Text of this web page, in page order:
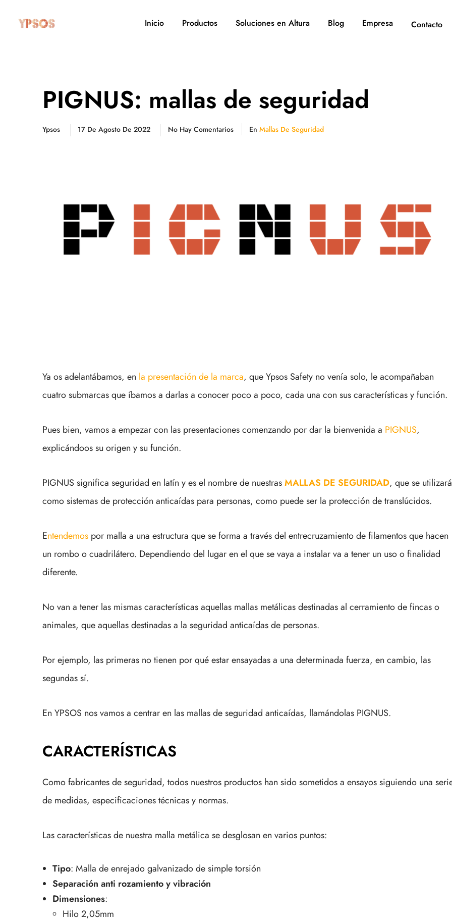
Inicio Productos Soluciones en Altura Blog Empresa Contacto
PIGNUS: mallas de seguridad
Ypsos 17 De Agosto De 2022 No Hay Comentarios En Mallas De Seguridad
Ya os adelantábamos, en la presentación de la marca, que Ypsos Safety no venía solo, le acompañaban
cuatro submarcas que íbamos a darlas a conocer poco a poco, cada una con sus características y función.
Pues bien, vamos a empezar con las presentaciones comenzando por dar la bienvenida a PIGNUS,
explicándoos su origen y su función.
PIGNUS significa seguridad en latín y es el nombre de nuestrasMALLAS DE SEGURIDAD, que se
como sistemas de protección anticaídas para personas, como puede ser la protección de translúcidos.
Entendemos por malla a una estructura que se forma a través del entrecruzamiento de filamentos que hacen
un rombo o cuadrilátero. Dependiendo del lugar en el que se vaya a instalar va a tener un uso o finalidad
diferente.
No van a tener las mismas características aquellas mallas metálicas destinadas al cerramiento de fincas o
animales, que aquellas destinadas a la seguridad anticaídas de personas.
Por ejemplo, las primeras no tienen por qué estar ensayadas a una determinada fuerza, en cambio, las
segundas sí.
En YPSOS nos vamos a centrar en las mallas de seguridad anticaídas, llamándolas PIGNUS.
CARACTERÍSTICAS
Como fabricantes de seguridad, todos nuestros productos han sido sometidos a ensayos siguiendo una
de medidas, especificaciones técnicas y normas.
Las características de nuestra malla metálica se desglosan en varios puntos:
Tipo: Malla de enrejado galvanizado de simple torsión
Separación anti rozamiento y vibración
Dimensiones:
Hilo 2,05mm